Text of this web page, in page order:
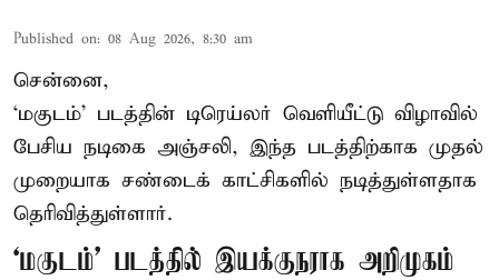
Published on: 08 Aug 2026, 8:30 am
சென்னை,
‘மகுடம்’ படத்தின் டிரெய்லர் வெளியீட்டு விழாவில்
பேசிய நடிகை அஞ்சலி, இந்த படத்திற்காக முதல்
முறையாக சண்டைக் காட்சிகளில் நடித்துள்ளதாக
தெரிவித்துள்ளார்.
‘மகுடம்’ படத்தில் இயக்குநராக அறிமுகம்